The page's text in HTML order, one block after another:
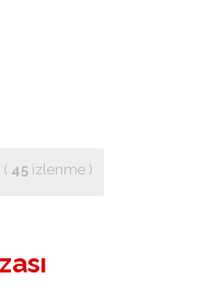
45 izlenme )